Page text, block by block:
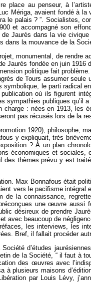
au penseur, à
avaient fondé à la
le palais ? ”. Socialistes,
et accompagné son
Jaurès dans la vie
la mouvance de la
monumental, de rendre
fondée en juin
politique fait
de Tours assumer
le parti radical
où ils figurent
publiques
charge : nées en 1913, les
pas récusés lors de la
1920), philosophe,
y expliquait, très
? À un plan
économiques et
thèmes prévu y est
Max Bonnafous était
vers le pacifisme
la connaissance,
une œuvre aussi
désireux de prendre
beaucoup de
les interviews, les
Bref, il fallait procéder
d’études
de la Société, “ il faut à
des œuvres avec
à plusieurs maisons
par Louis Lévy,